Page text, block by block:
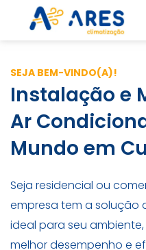
SEJA BEM-VINDO(A)!
Instalação e
Ar
Mundo em
Seja residencial ou
empresa tem a solução
ideal para seu
melhor desempenho e